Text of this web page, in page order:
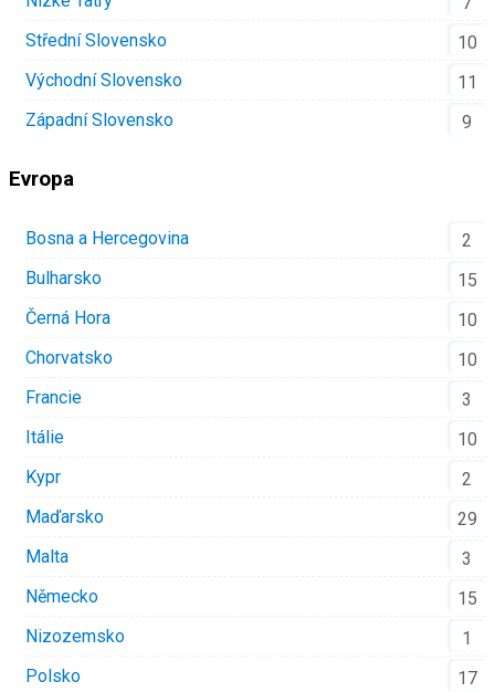
Střední Slovensko
10
Východní Slovensko
11
Západní Slovensko
9
Evropa
Bosna a Hercegovina
2
Bulharsko
15
Černá Hora
10
Chorvatsko
10
Francie
3
Itálie
10
Kypr
2
Maďarsko
29
Malta
3
Německo
15
Nizozemsko
1
Polsko
17